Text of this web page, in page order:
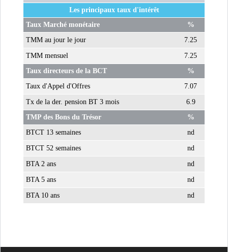
Les principaux taux d'intérêt
Taux Marché monétaire
%
TMM au jour le jour
7.25
TMM mensuel
7.25
Taux directeurs de la BCT
%
Taux d'Appel d'Offres
7.07
Tx de la der. pension BT 3 mois
6.9
TMP des Bons du Trésor
%
BTCT 13 semaines
nd
BTCT 52 semaines nd
BTA 2 ans nd
BTA 5 ans nd
BTA 10 ans nd